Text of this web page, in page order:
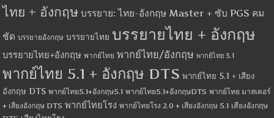
ไทย + อังกฤษ บรรยาย: ไทย-อังกฤษ Master + ซับ PGS คม
ชัด บรรยายอังกฤษ บรรยายไทย บรรยายไทย + อังกฤษ
บรรยายไทย+อังกฤษ พากย์ไทย พากย์ไทย/อังกฤษ พากย์ไทย 5.1
พากย์ไทย 5.1 + อังกฤษ DTS พากย์ไทย 5.1 + เสียง
อังกฤษ DTS พากย์ไทย5.1+อังกฤษ5.1 พากย์ไทย5.1+อังกฤษDTS พากย์ไทย มาสเตอร์
+ เสียงอังกฤษ DTS พากย์ไทยโรง พากย์ไทยโรง 2.0 + เสียงอังกฤษ 5.1 เสียงอังกฤษ